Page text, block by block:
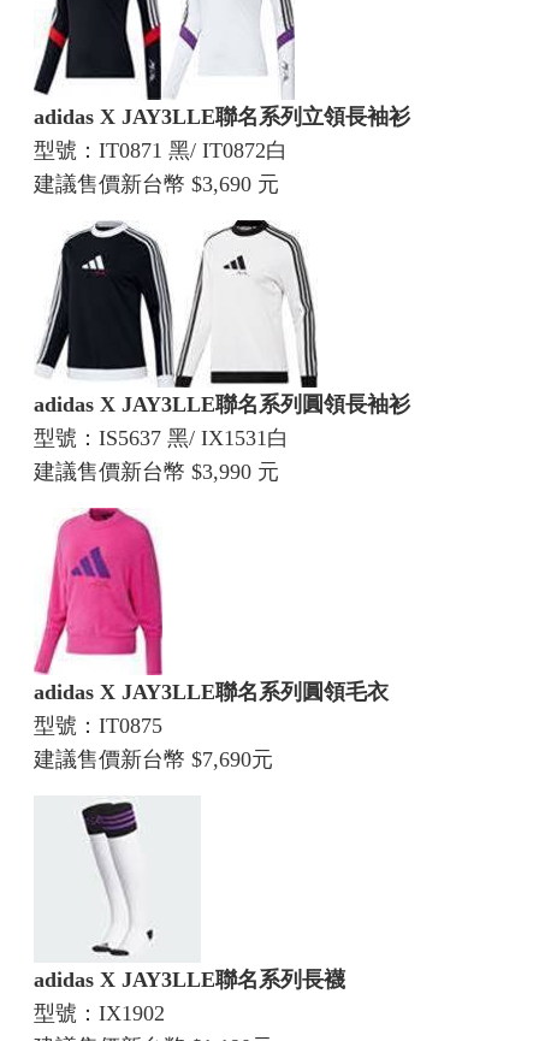
adidas X JAY3LLE聯名系列立領長袖衫
型號：IT0871 黑/ IT0872白
建議售價新台幣 $3,690 元
adidas X JAY3LLE聯名系列圓領長袖衫
型號：IS5637 黑/ IX1531白
建議售價新台幣 $3,990 元
adidas X JAY3LLE聯名系列圓領毛衣
型號：IT0875
建議售價新台幣 $7,690元
adidas X JAY3LLE聯名系列長襪
型號：IX1902